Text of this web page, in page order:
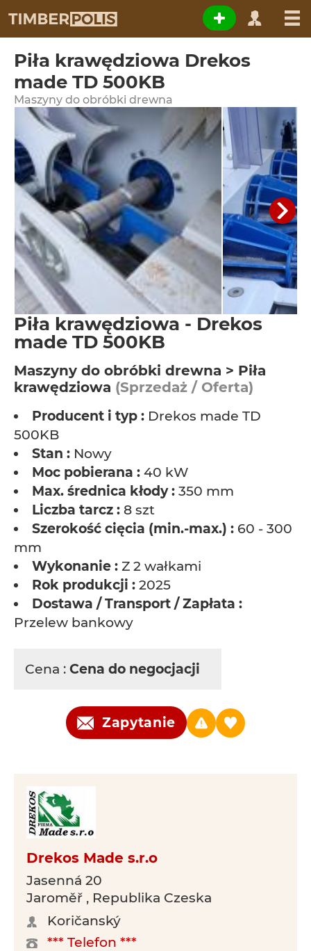
Piła krawędziowa Drekos
made TD 500KB
Maszyny do obróbki drewna
Piła krawędziowa - Drekos
made TD 500KB
Maszyny do obróbki drewna > Piła
krawędziowa (Sprzedaż / Oferta)
Producent i typ : Drekos made TD
500KB
Stan : Nowy
Moc pobierana : 40 kW
Max. średnica kłody : 350 mm
Liczba tarcz : 8 szt
Szerokość cięcia (min.-max.) : 60 - 300
mm
Wykonanie : Z 2 wałkami
Rok produkcji : 2025
Dostawa / Transport / Zapłata :
Przelew bankowy
Cena : Cena do negocjacji
Zapytanie
Drekos Made s.r.o
Jasenná 20
Jaroměř , Republika Czeska
Koričanský
*** Telefon ***